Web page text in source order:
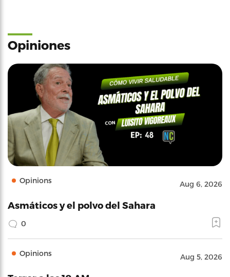
Opiniones
Opinions Aug 6, 2026
Asmáticos y el polvo del Sahara
0
Opinions Aug 5, 2026